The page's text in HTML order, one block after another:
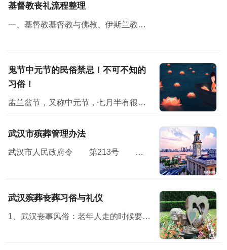
基督教丧礼流程整理
一、基督教基督教与佛教、伊斯兰教并称三大宗教，无论从规模，还是从影响方面，基督教都堪称世界第一大宗教。
鬼节中元节的民俗禁忌！不可不知的
习俗！
盂兰盆节，又称中元节，七月半有很多民俗禁忌；民间在中元节这天会举办祭祀活动怀念亲人，并对未来寄予美好的祝愿。节日习俗主要有祭祖、放河灯、祀亡魂、焚纸锭等七月半”原本...
武汉市殡葬管理办法
武汉市人民政府令 第213号 《武汉市殡葬管理办法》已经2010年11月15日市人民政府第119次常务会议通过，现予公布，自2011年1月7日起施行。<...
武汉殡葬丧葬习俗与礼仪
1、武汉丧事风俗：老年人走的时候要有子女在旁，才方便说下最后遗嘱之类的话。 2、布置灵堂，灵堂设在堂屋中，灵堂前壁上布置个“奠”字，“奠”字下面是供桌，供桌上面放鱼、肉、馒头水...